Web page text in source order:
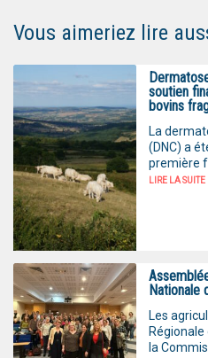
Vous aimeriez lire
soutien
bovins
La
(DNC) a
première
LIRE LA SUITE
Nationale
Les
Régionale
la